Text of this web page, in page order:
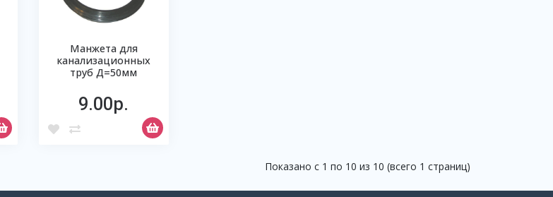
Манжета для
канализационных
труб Д=50мм
9.00р.
Показано с 1 по 10 из 10 (всего 1 страниц)